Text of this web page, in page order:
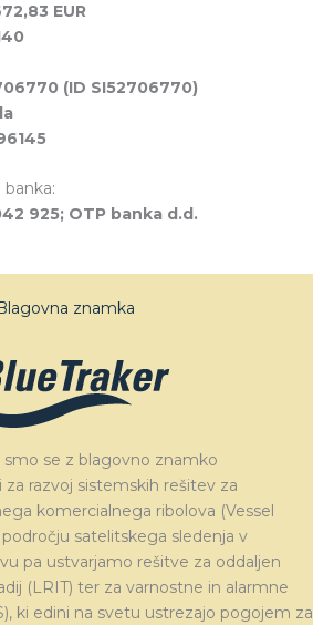
EUR
(ID SI52706770)
banka:
925; OTP banka d.d.
Blagovna znamka
se z blagovno znamko
za razvoj sistemskih rešitev za
komercialnega ribolova (Vessel
satelitskega sledenja v
pa ustvarjamo rešitve za oddaljen
(LRIT) ter za varnostne in alarmne
ki edini na svetu ustrezajo pogojem za